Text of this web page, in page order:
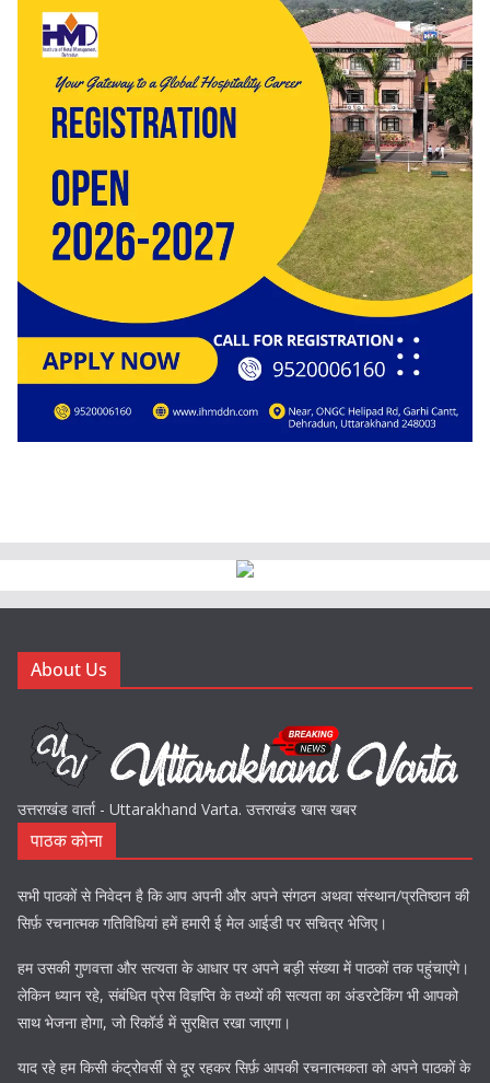
About Us
उत्तराखंड वार्ता - Uttarakhand Varta. उत्तराखंड खास खबर
पाठक कोना
सभी पाठकों से निवेदन है कि आप अपनी और अपने संगठन अथवा संस्थान/प्रतिष्ठान की
सिर्फ़ रचनात्मक गतिविधियां हमें हमारी ई मेल आईडी पर सचित्र भेजिए।
हम उसकी गुणवत्ता और सत्यता के आधार पर अपने बड़ी संख्या में पाठकों तक पहुंचाएंगे।
लेकिन ध्यान रहे, संबंधित प्रेस विज्ञप्ति के तथ्यों की सत्यता का अंडरटेकिंग भी आपको
साथ भेजना होगा, जो रिकॉर्ड में सुरक्षित रखा जाएगा।
याद रहे हम किसी कंट्रोवर्सी से दूर रहकर सिर्फ़ आपकी रचनात्मकता को अपने पाठकों के